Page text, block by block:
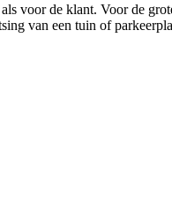
voor de klant. Voor de
van een tuin of